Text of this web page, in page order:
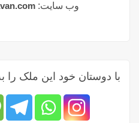
وب سایت:
با دوستان خود این ملک را